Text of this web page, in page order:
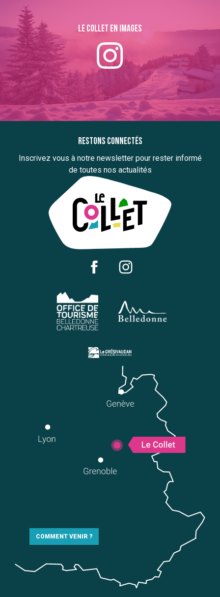
Le collet en images
Restons connectés
Inscrivez vous à notre newsletter pour rester informé
de toutes nos actualités
COMMENT VENIR ?